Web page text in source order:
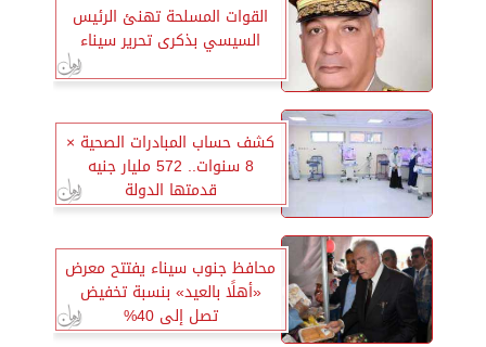
القوات المسلحة تهنئ الرئيس
السيسي بذكرى تحرير سيناء
كشف حساب المبادرات الصحية ×
8 سنوات.. 572 مليار جنيه
قدمتها الدولة
محافظ جنوب سيناء يفتتح معرض
«أهلًا بالعيد» بنسبة تخفيض
تصل إلى 40%